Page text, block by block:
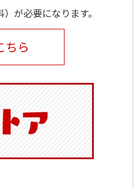
アニメ『ジョジョの
奇妙な冒険 黄金の
風』チョコラータと
令和八年七月場所
優勝力士純金製小判
【安青錦】
が必要になります。
ちら